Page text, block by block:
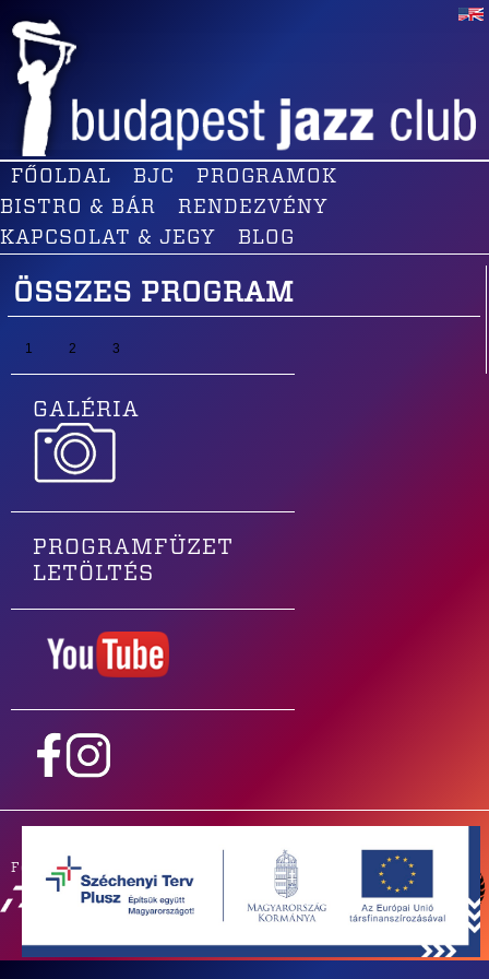
FŐOLDAL BJC
PROGRAMOK
BISTRO & BÁR
RENDEZVÉNY
KAPCSOLAT & JEGY
BLOG
ÖSSZES PROGRAM
1 2 3
GALÉRIA
PROGRAMFÜZET
LETÖLTÉS
Főtámogatónk
SAJTÓSZOBA
ZENEKAROKNAK